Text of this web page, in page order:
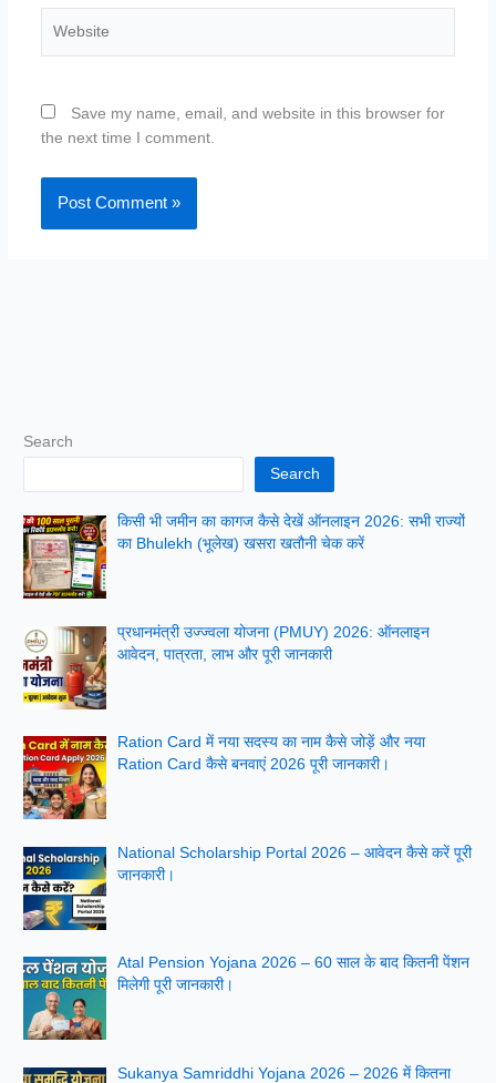
Save my name, email, and website in this browser for
the next time I comment.
Search
Search
किसी भी जमीन का कागज कैसे देखें ऑनलाइन 2026: सभी राज्यों
का Bhulekh (भूलेख) खसरा खतौनी चेक करें
प्रधानमंत्री उज्ज्वला योजना (PMUY) 2026: ऑनलाइन
आवेदन, पात्रता, लाभ और पूरी जानकारी
Ration Card में नया सदस्य का नाम कैसे जोड़ें और नया
Ration Card कैसे बनवाएं 2026 पूरी जानकारी।
National Scholarship Portal 2026 – आवेदन कैसे करें पूरी
जानकारी।
Atal Pension Yojana 2026 – 60 साल के बाद कितनी पेंशन
मिलेगी पूरी जानकारी।
Sukanya Samriddhi Yojana 2026 – 2026 में कितना